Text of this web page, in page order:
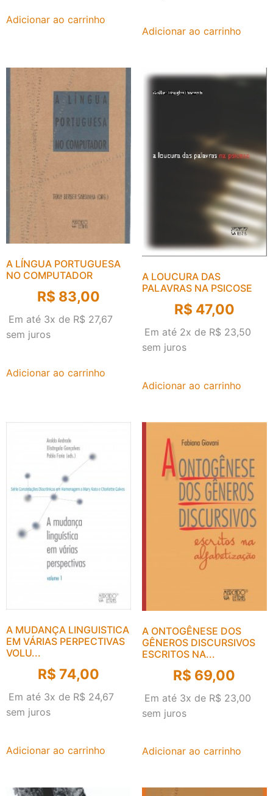
Adicionar ao carrinho
Adicionar ao carrinho
A LÍNGUA PORTUGUESA
NO COMPUTADOR
R$ 83,00
Em até 3x de R$ 27,67
sem juros
Adicionar ao carrinho
A LOUCURA DAS
PALAVRAS NA PSICOSE
R$ 47,00
Em até 2x de R$ 23,50
sem juros
Adicionar ao carrinho
A MUDANÇA LINGUISTICA
EM VÁRIAS PERPECTIVAS
VOLU...
R$ 74,00
Em até 3x de R$ 24,67
sem juros
Adicionar ao carrinho
A ONTOGÊNESE DOS
GÊNEROS DISCURSIVOS
ESCRITOS NA...
R$ 69,00
Em até 3x de R$ 23,00
sem juros
Adicionar ao carrinho